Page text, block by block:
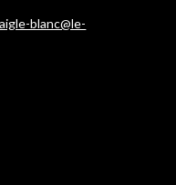
aigle-blanc@le-